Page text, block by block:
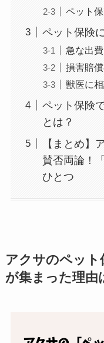
ペット
ペット保険
急な出
損害賠
獣医に
ペット保険
とは？
【まとめ】
賛否両論！
ひとつ
アクサのペット
が集まった理由